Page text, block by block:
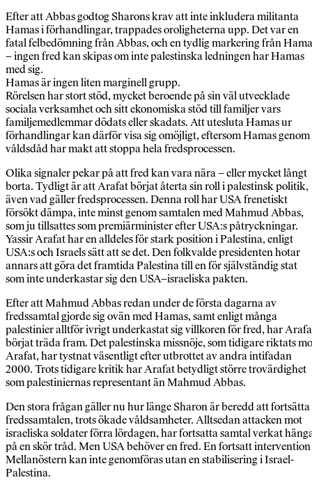
Efter att Abbas godtog Sharons krav att inte inkludera militanta
Hamas i förhandlingar, trappades oroligheterna upp. Det var en
fatal felbedömning från Abbas, och en tydlig markering från
– ingen fred kan skipas om inte palestinska ledningen har Hamas
med sig.
Hamas är ingen liten marginell grupp.
Rörelsen har stort stöd, mycket beroende på sin väl utvecklade
sociala verksamhet och sitt ekonomiska stöd till familjer vars
familjemedlemmar dödats eller skadats. Att utesluta Hamas ur
förhandlingar kan därför visa sig omöjligt, eftersom Hamas genom
våldsdåd har makt att stoppa hela fredsprocessen.
Olika signaler pekar på att fred kan vara nära – eller mycket långt
borta. Tydligt är att Arafat börjat återta sin roll i palestinsk politik,
även vad gäller fredsprocessen. Denna roll har USA frenetiskt
försökt dämpa, inte minst genom samtalen med Mahmud Abbas,
som ju tillsattes som premiärminister efter USA:s påtryckningar.
Yassir Arafat har en alldeles för stark position i Palestina, enligt
USA:s och Israels sätt att se det. Den folkvalde presidenten hotar
annars att göra det framtida Palestina till en för självständig stat
som inte underkastar sig den USA–israeliska pakten.
Efter att Mahmud Abbas redan under de första dagarna av
fredssamtal gjorde sig ovän med Hamas, samt enligt många
palestinier alltför ivrigt underkastat sig villkoren för fred, har
börjat träda fram. Det palestinska missnöje, som tidigare riktats
Arafat, har tystnat väsentligt efter utbrottet av andra intifadan
2000. Trots tidigare kritik har Arafat betydligt större trovärdighet
som palestiniernas representant än Mahmud Abbas.
Den stora frågan gäller nu hur länge Sharon är beredd att fortsätta
fredssamtalen, trots ökade våldsamheter. Alltsedan attacken mot
israeliska soldater förra lördagen, har fortsatta samtal verkat
på en skör tråd. Men USA behöver en fred. En fortsatt
Mellanöstern kan inte genomföras utan en stabilisering i Israel-
Palestina.